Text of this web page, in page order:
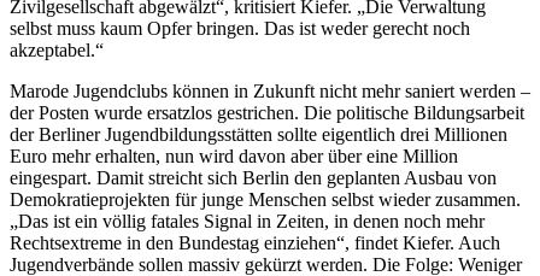
Zivilgesellschaft abgewälzt“, kritisiert Kiefer. „Die Verwaltung
selbst muss kaum Opfer bringen. Das ist weder gerecht noch
akzeptabel.“
Marode Jugendclubs können in Zukunft nicht mehr saniert werden –
der Posten wurde ersatzlos gestrichen. Die politische Bildungsarbeit
der Berliner Jugendbildungsstätten sollte eigentlich drei Millionen
Euro mehr erhalten, nun wird davon aber über eine Million
eingespart. Damit streicht sich Berlin den geplanten Ausbau von
Demokratieprojekten für junge Menschen selbst wieder zusammen.
„Das ist ein völlig fatales Signal in Zeiten, in denen noch mehr
Rechtsextreme in den Bundestag einziehen“, findet Kiefer. Auch
Jugendverbände sollen massiv gekürzt werden. Die Folge: Weniger